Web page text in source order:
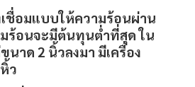
เชื่อมแบบให้ความร้อนผ่าน
ร้อนจะมีต้นทุนต่ำที่สุด ใน
าด 2 นิ้วลงมา มีเครื่อง
ว